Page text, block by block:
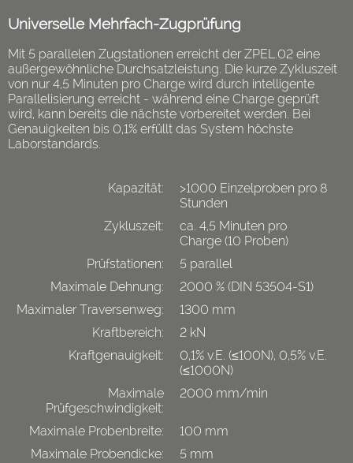
Universelle Mehrfach-Zugprüfung
Mit 5 parallelen Zugstationen erreicht der ZPEL.02 eine
außergewöhnliche Durchsatzleistung. Die kurze Zykluszeit
von nur 4,5 Minuten pro Charge wird durch intelligente
Parallelisierung erreicht - während eine Charge geprüft
wird, kann bereits die nächste vorbereitet werden. Bei
Genauigkeiten bis 0,1% erfüllt das System höchste
Laborstandards.
Kapazität:
>1000 Einzelproben pro 8
Stunden
Zykluszeit:
ca. 4,5 Minuten pro
Charge (10 Proben)
Prüfstationen:
5 parallel
Maximale Dehnung:
2000 % (DIN 53504-S1)
Maximaler Traversenweg:
1300 mm
Kraftbereich:
2 kN
Kraftgenauigkeit:
0,1% v.E. (≤100N), 0,5% v.E.
(≤1000N)
Maximale
Prüfgeschwindigkeit:
2000 mm/min
Maximale Probenbreite:
100 mm
Maximale Probendicke:
5 mm